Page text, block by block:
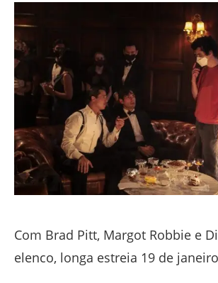
Com Brad Pitt, Margot Robbie e
elenco, longa estreia 19 de